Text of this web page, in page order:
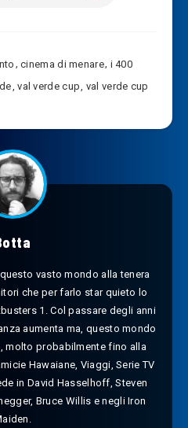
,cinema di menare, i 400
,val verde cup, val verde cup
vasto mondo alla tenera
che per farlo star quieto lo
1. Col passare degli anni
aumenta ma, questo mondo
molto probabilmente fino alla
Hawaiane, Viaggi, Serie TV
in David Hasselhoff, Steven
Bruce Willis e negli Iron